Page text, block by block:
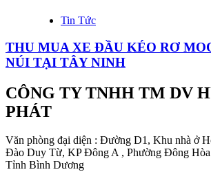
Tin Tức
THU MUA XE ĐẦU KÉO RƠ
NÚI TẠI TÂY NINH
CÔNG TY TNHH TM DV
PHÁT
Văn phòng đại diện : Đường D1, Khu nhà ở
Đào Duy Từ, KP Đông A , Phường Đông
Tỉnh Bình Dương